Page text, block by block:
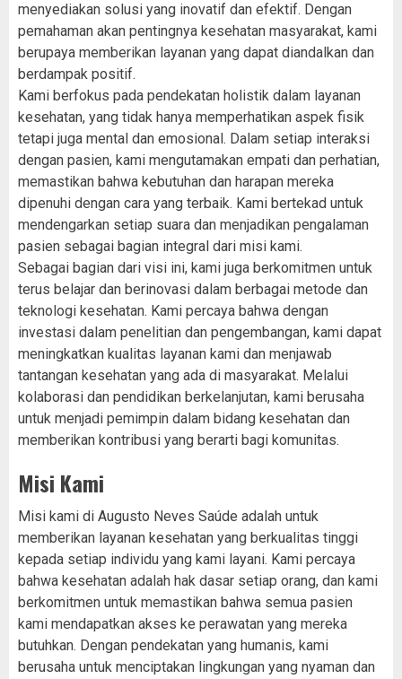
menyediakan solusi yang inovatif dan efektif. Dengan
pemahaman akan pentingnya kesehatan masyarakat, kami
berupaya memberikan layanan yang dapat diandalkan dan
berdampak positif.
Kami berfokus pada pendekatan holistik dalam layanan
kesehatan, yang tidak hanya memperhatikan aspek fisik
tetapi juga mental dan emosional. Dalam setiap interaksi
dengan pasien, kami mengutamakan empati dan perhatian,
memastikan bahwa kebutuhan dan harapan mereka
dipenuhi dengan cara yang terbaik. Kami bertekad untuk
mendengarkan setiap suara dan menjadikan pengalaman
pasien sebagai bagian integral dari misi kami.
Sebagai bagian dari visi ini, kami juga berkomitmen untuk
terus belajar dan berinovasi dalam berbagai metode dan
teknologi kesehatan. Kami percaya bahwa dengan
investasi dalam penelitian dan pengembangan, kami dapat
meningkatkan kualitas layanan kami dan menjawab
tantangan kesehatan yang ada di masyarakat. Melalui
kolaborasi dan pendidikan berkelanjutan, kami berusaha
untuk menjadi pemimpin dalam bidang kesehatan dan
memberikan kontribusi yang berarti bagi komunitas.
Misi Kami
Misi kami di Augusto Neves Saúde adalah untuk
memberikan layanan kesehatan yang berkualitas tinggi
kepada setiap individu yang kami layani. Kami percaya
bahwa kesehatan adalah hak dasar setiap orang, dan kami
berkomitmen untuk memastikan bahwa semua pasien
kami mendapatkan akses ke perawatan yang mereka
butuhkan. Dengan pendekatan yang humanis, kami
berusaha untuk menciptakan lingkungan yang nyaman dan